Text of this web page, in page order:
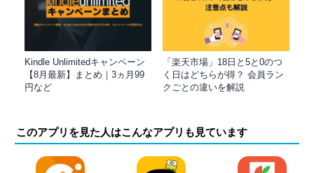
Kindle Unlimitedキャンペーン
【8月最新】まとめ｜3ヵ月99
円など
「楽天市場」18日と5と0のつ
く日はどちらが得？ 会員ラン
クごとの違いを解説
このアプリを見た人はこんなアプリも見ています